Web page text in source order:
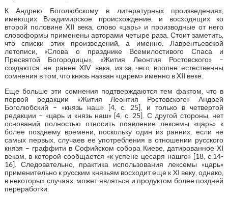
К Андрею Боголюбскому в литературных произведениях,
имеющих Владимирское происхождение, и восходящих ко
второй половине XII века, слово «царь» и производные от него
словоформы применены авторами четыре раза. Стоит заметить,
что списки этих произведений, а именно: Лаврентьевской
летописи, «Слова о празднике Всемилостивого Спаса и
Пресвятой Богородицы», «Жития Леонтия Ростовского» –
создаются не ранее XIV века, из-за чего вполне естественны
сомнения в том, что князь назван «царем» именно в XII веке.
Еще больше эти сомнения подтверждаются тем фактом, что в
первой редакции «Жития Леонтия Ростовского» Андрей
Боголюбский – «князь наш» [4, с. 25], и только в четвертой
редакции – «царь и князь наш» [4, с. 25]. С другой стороны, нет
оснований полностью относить появление лексемы «царь» к
более позднему времени, поскольку один из ранних, если не
самых первых, случаев ее употребления в отношении русского
князя – граффити в Софийском собора Киеве, датированное XI
веком, в которой сообщается «к успене цесаря нашго» [18, с.14-
16]. Следовательно, практика использования лексемы «царь»
применительно к русским князьям восходит еще к XI веку, однако,
в некоторых случаях, может являться и продуктом более поздней
переработки.